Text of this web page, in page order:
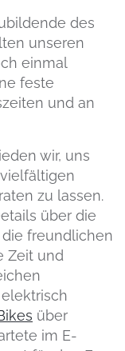
des
unseren
einmal
feste
und an
wir, uns
zu lassen.
über die
freundlichen
Zeit und
über
im E-